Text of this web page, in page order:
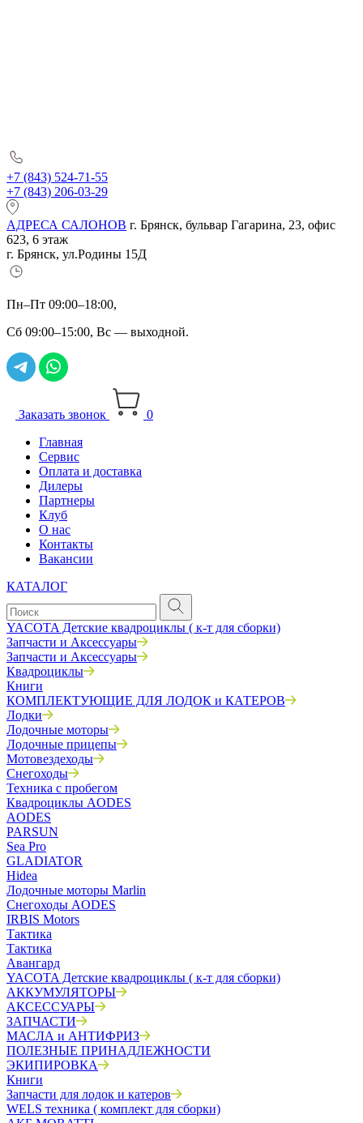
+7 (843) 524-71-55
+7 (843) 206-03-29
АДРЕСА САЛОНОВ г. Брянск, бульвар Гагарина, 23, офис
623, 6 этаж
г. Брянск, ул.Родины 15Д
Пн–Пт 09:00–18:00,
Сб 09:00–15:00, Вс — выходной.
Заказать звонок
0
Главная
Сервис
Оплата и доставка
Дилеры
Партнеры
Клуб
О нас
Контакты
Вакансии
КАТАЛОГ
YACOTA Детские квадроциклы ( к-т для сборки)
Запчасти и Аксессуары
Запчасти и Аксессуары
Квадроциклы
Книги
КОМПЛЕКТУЮЩИЕ ДЛЯ ЛОДОК и КАТЕРОВ
Лодки
Лодочные моторы
Лодочные прицепы
Мотовездеходы
Снегоходы
Техника с пробегом
Квадроциклы AODES
AODES
PARSUN
Sea Pro
GLADIATOR
Hidea
Лодочные моторы Marlin
Снегоходы AODES
IRBIS Motors
Тактика
Тактика
Авангард
YACOTA Детские квадроциклы ( к-т для сборки)
АККУМУЛЯТОРЫ
АКСЕССУАРЫ
ЗАПЧАСТИ
МАСЛА и АНТИФРИЗ
ПОЛЕЗНЫЕ ПРИНАДЛЕЖНОСТИ
ЭКИПИРОВКА
Книги
Запчасти для лодок и катеров
WELS техника ( комплект для сборки)